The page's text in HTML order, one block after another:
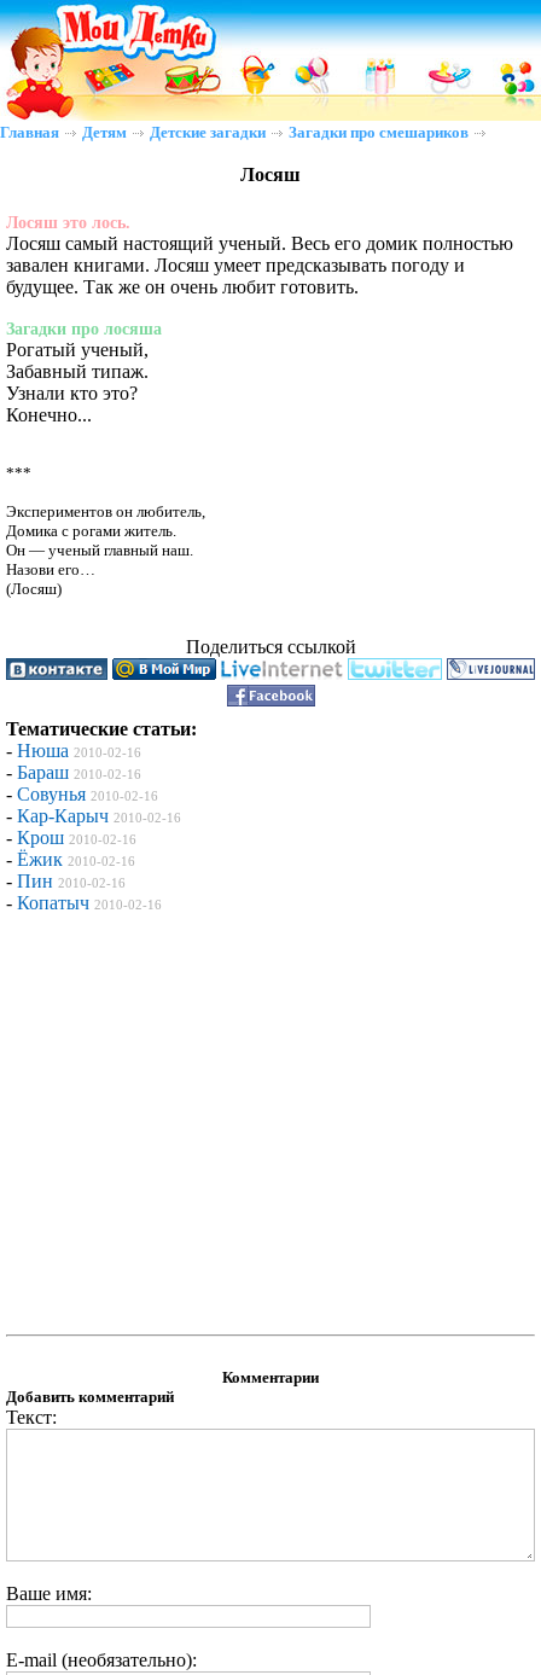
Главная Детям Детские загадки Загадки про смешариков
Лосяш
Лосяш это лось.
Лосяш самый настоящий ученый. Весь его домик полностью
завален книгами. Лосяш умеет предсказывать погоду и
будущее. Так же он очень любит готовить.
Загадки про лосяша
Рогатый ученый,
Забавный типаж.
Узнали кто это?
Конечно...
***
Экспериментов он любитель,
Домика с рогами житель.
Он — ученый главный наш.
Назови его…
Поделиться ссылкой
Тематические статьи:
- Нюша 2010-02-16
- Бараш 2010-02-16
- Совунья 2010-02-16
- Кар-Карыч 2010-02-16
- Крош 2010-02-16
- Ёжик 2010-02-16
- Пин 2010-02-16
- Копатыч 2010-02-16
Комментарии
Добавить комментарий
Текст:
Ваше имя:
E-mail (необязательно):